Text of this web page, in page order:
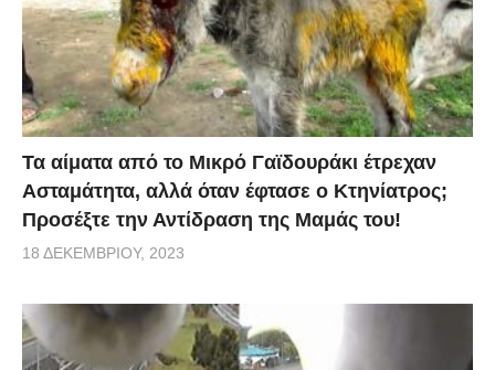
Τα αίματα από το Μικρό Γαϊδουράκι έτρεχαν
Ασταμάτητα, αλλά όταν έφτασε ο Κτηνίατρος;
Προσέξτε την Αντίδραση της Μαμάς του!
18 ΔΕΚΕΜΒΡΊΟΥ, 2023